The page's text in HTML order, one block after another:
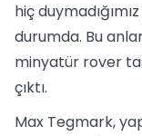
hiç
durumda. Bu
minyatür rover
çıktı.
Max Tegmark,